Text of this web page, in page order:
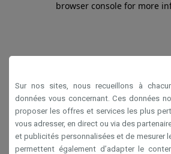
browser console for more
Sur nos sites, nous recueillons à
données vous concernant. Ces données
proposer les offres et services les plus
vous adresser, en direct ou via des
et publicités personnalisées et de mesurer
permettent également d’adapter le